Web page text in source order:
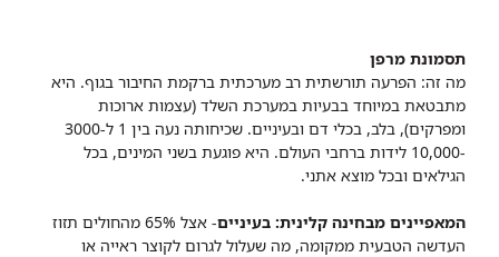
תסמונת מרפן
מה זה: הפרעה תורשתית רב מערכתית ברקמת החיבור בגוף. היא
מתבטאת במיוחד בבעיות במערכת השלד (עצמות ארוכות
ומפרקים), בלב, בכלי דם ובעיניים. שכיחותה נעה בין 1 ל-3000
-10,000 לידות ברחבי העולם. היא פוגעת בשני המינים, בכל
הגילאים ובכל מוצא אתני.
המאפיינים מבחינה קלינית: בעיניים
- אצל 65% מהחולים תזוז
העדשה הטבעית ממקומה, מה שעלול לגרום לקוצר ראייה או